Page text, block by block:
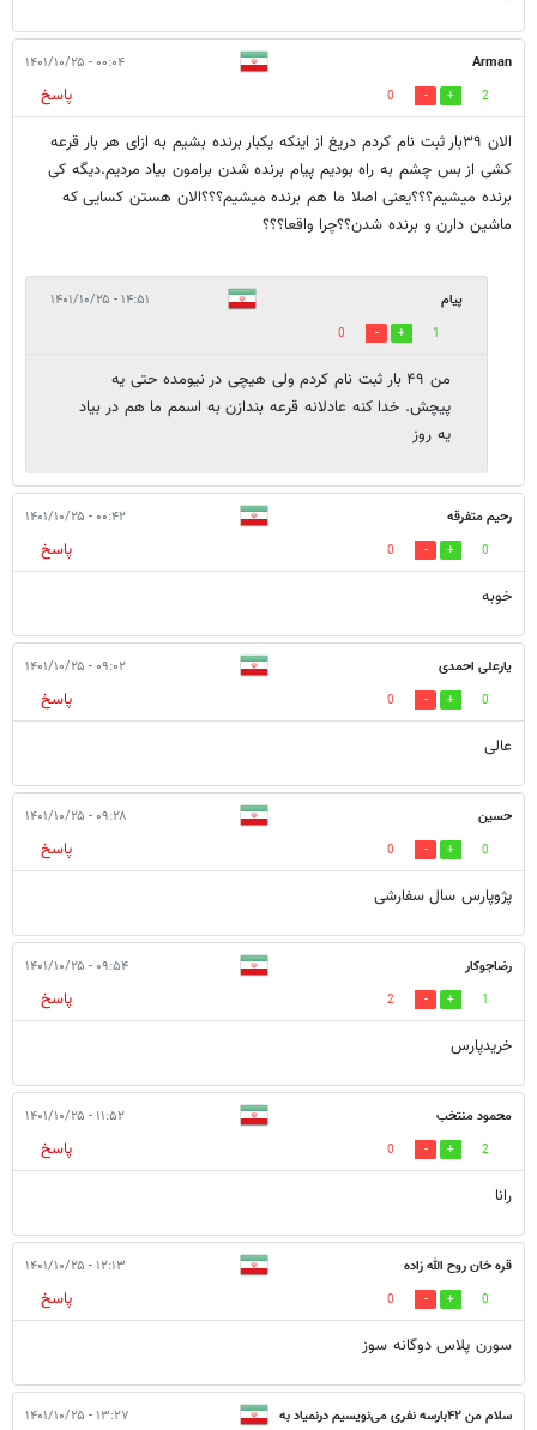
Arman ۰۰:۰۴ - ۱۴۰۱/۱۰/۲۵
2
0
پاسخ
الان ۳۹بار ثبت نام کردم دریغ از اینکه یکبار برنده بشیم به ازای هر بار قرعه
کشی از بس چشم به راه بودیم پیام برنده شدن برامون بیاد مردیم.دیگه کی
برنده میشیم؟؟؟یعنی اصلا ما هم برنده میشیم؟؟؟الان هستن کسایی که
ماشین دارن و برنده شدن؟؟چرا واقعا؟؟؟
پیام ۱۴:۵۱ - ۱۴۰۱/۱۰/۲۵
1
0
من ۴۹ بار ثبت نام کردم ولی هیچی در نیومده حتی یه
پیچش. خدا کنه عادلانه قرعه بندازن به اسمم ما هم در بیاد
یه روز
رحیم متفرقه ۰۰:۴۲ - ۱۴۰۱/۱۰/۲۵
0
0
پاسخ
خوبه
یارعلی احمدی ۰۹:۰۲ - ۱۴۰۱/۱۰/۲۵
0
0
پاسخ
عالی
حسین ۰۹:۲۸ - ۱۴۰۱/۱۰/۲۵
0
0
پاسخ
پژوپارس سال سفارشی
رضاجوکار ۰۹:۵۴ - ۱۴۰۱/۱۰/۲۵
1
2
پاسخ
خریدپارس
محمود منتخب ۱۱:۵۲ - ۱۴۰۱/۱۰/۲۵
2
0
پاسخ
رانا
قره خان روح الله زاده ۱۲:۱۳ - ۱۴۰۱/۱۰/۲۵
0
0
پاسخ
سورن پلاس دوگانه سوز
سلام من ۴۲بارسه نفری می‌نویسیم درنمیاد به
۱۳:۲۷ - ۱۴۰۱/۱۰/۲۵